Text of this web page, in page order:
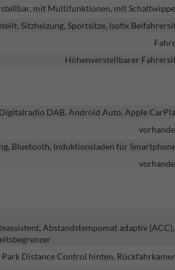
mit Multifunktionen, mit
Sitzheizung, Sportsitze, Isofix
Höhenverstellbarer
DAB, Android Auto, Apple
Bluetooth, Induktionsladen für
Abstandstempomat adaptiv (ACC),
Distance Control hinten,